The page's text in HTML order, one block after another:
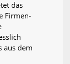
das
Firmen-
aus dem